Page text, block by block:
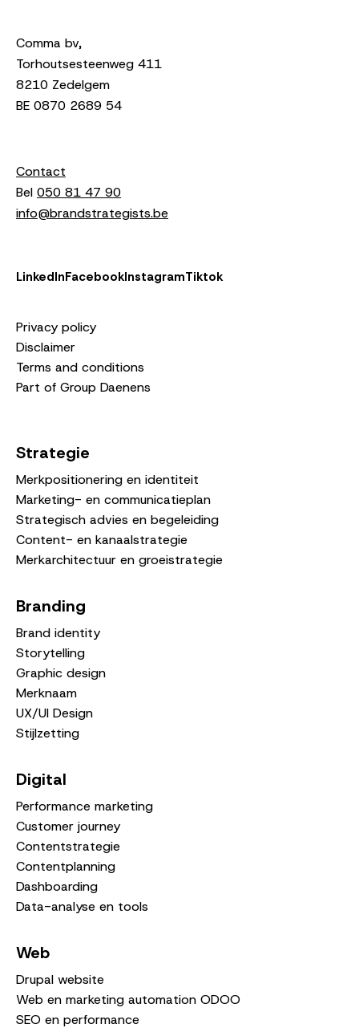
Comma bv,
Torhoutsesteenweg 411
8210 Zedelgem
BE 0870 2689 54
Contact
Bel 050 81 47 90
info@brandstrategists.be
LinkedInFacebookInstagramTiktok
Privacy policy
Disclaimer
Terms and conditions
Part of Group Daenens
Strategie
Merkpositionering en identiteit
Marketing- en communicatieplan
Strategisch advies en begeleiding
Content- en kanaalstrategie
Merkarchitectuur en groeistrategie
Branding
Brand identity
Storytelling
Graphic design
Merknaam
UX/UI Design
Stijlzetting
Digital
Performance marketing
Customer journey
Contentstrategie
Contentplanning
Dashboarding
Data-analyse en tools
Web
Drupal website
Web en marketing automation ODOO
SEO en performance